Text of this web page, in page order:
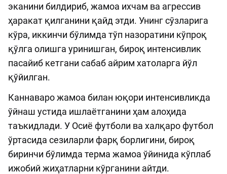
эканини билдириб, жамоа ихчам ва агрессив
ҳаракат қилганини қайд этди. Унинг сўзларига
кўра, иккинчи бўлимда тўп назоратини кўпроқ
қўлга олишга уринишган, бироқ интенсивлик
пасайиб кетгани сабаб айрим хатоларга йўл
қўйилган.
Каннаваро жамоа билан юқори интенсивликда
ўйнаш устида ишлаётганини ҳам алоҳида
таъкидлади. У Осиё футболи ва халқаро футбол
ўртасида сезиларли фарқ борлигини, бироқ
биринчи бўлимда терма жамоа ўйинида кўплаб
ижобий жиҳатларни кўрганини айтди.